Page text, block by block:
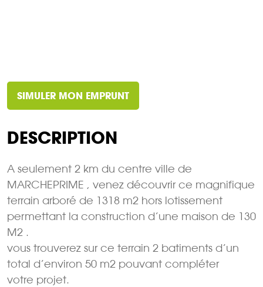
SIMULER MON EMPRUNT
DESCRIPTION
A seulement 2 km du centre ville de
MARCHEPRIME , venez découvrir ce magnifique
terrain arboré de 1318 m2 hors lotissement
permettant la construction d’une maison de 130
M2 .
vous trouverez sur ce terrain 2 batiments d’un
total d’environ 50 m2 pouvant compléter
votre projet.